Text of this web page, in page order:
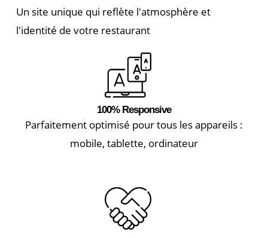
Un site unique qui reflète l'atmosphère et
l'identité de votre restaurant
100% Responsive
Parfaitement optimisé pour tous les appareils :
mobile, tablette, ordinateur